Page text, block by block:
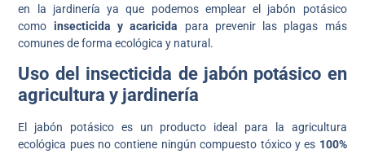
en la jardinería ya que podemos emplear el jabón potásico
como insecticida y acaricida para prevenir las plagas más
comunes de forma ecológica y natural.
Uso del insecticida de jabón potásico en
agricultura y jardinería
El jabón potásico es un producto ideal para la agricultura
ecológica pues no contiene ningún compuesto tóxico y es 100%